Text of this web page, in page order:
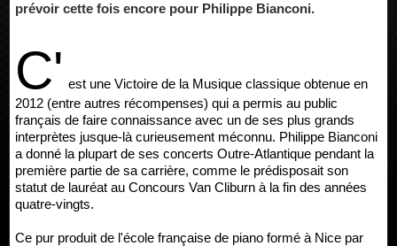
prévoir cette fois encore pour Philippe Bianconi.
C' est une Victoire de la Musique classique obtenue en
2012 (entre autres récompenses) qui a permis au public
français de faire connaissance avec un de ses plus grands
interprètes jusque-là curieusement méconnu. Philippe Bianconi
a donné la plupart de ses concerts Outre-Atlantique pendant la
première partie de sa carrière, comme le prédisposait son
statut de lauréat au Concours Van Cliburn à la fin des années
quatre-vingts.
Ce pur produit de l'école française de piano formé à Nice par